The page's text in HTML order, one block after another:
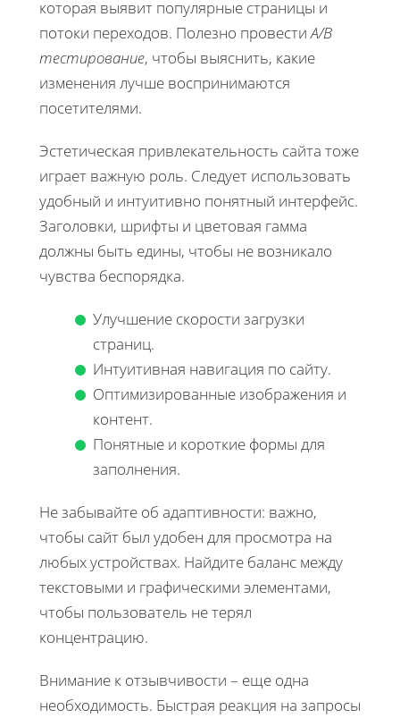
которая выявит популярные страницы и
потоки переходов. Полезно провестиA/B
тестирование, чтобы выяснить, какие
изменения лучше воспринимаются
посетителями.
Эстетическая привлекательность сайта тоже
играет важную роль. Следует использовать
удобный и интуитивно понятный интерфейс.
Заголовки, шрифты и цветовая гамма
должны быть едины, чтобы не возникало
чувства беспорядка.
Улучшение скорости загрузки
страниц.
Интуитивная навигация по сайту.
Оптимизированные изображения и
контент.
Понятные и короткие формы для
заполнения.
Не забывайте об адаптивности: важно,
чтобы сайт был удобен для просмотра на
любых устройствах. Найдите баланс между
текстовыми и графическими элементами,
чтобы пользователь не терял
концентрацию.
Внимание к отзывчивости – еще одна
необходимость. Быстрая реакция на запросы